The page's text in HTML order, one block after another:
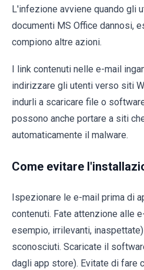
L'infezione avviene quando gli
documenti MS Office dannosi,
compiono altre azioni.
I link contenuti nelle e-mail
indirizzare gli utenti verso siti
indurli a scaricare file o
possono anche portare a siti
automaticamente il malware.
Come evitare
Ispezionare le e-mail prima di
contenuti. Fate attenzione alle
esempio, irrilevanti,
sconosciuti. Scaricate il
dagli app store). Evitate di fare